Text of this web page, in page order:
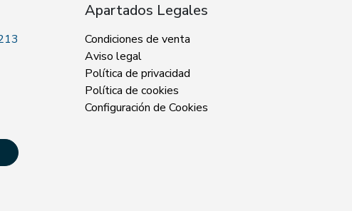
Apartados Legales
Condiciones de venta
Aviso legal
Política de privacidad
Política de cookies
Configuración de Cookies